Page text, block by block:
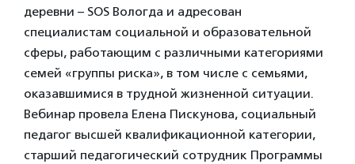
деревни – SOS Вологда и адресован
специалистам социальной и образовательной
сферы, работающим с различными категориями
семей «группы риска», в том числе с семьями,
оказавшимися в трудной жизненной ситуации.
Вебинар провела Елена Пискунова, социальный
педагог высшей квалификационной категории,
старший педагогический сотрудник Программы